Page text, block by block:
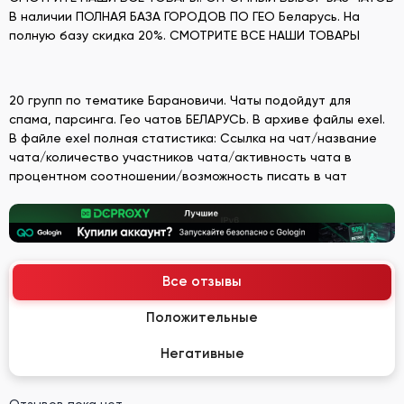
В наличии ПОЛНАЯ БАЗА ГОРОДОВ ПО ГЕО Беларусь. На
полную базу скидка 20%. СМОТРИТЕ ВСЕ НАШИ ТОВАРЫ
20 групп по тематике Барановичи. Чаты подойдут для
спама, парсинга. Гео чатов БЕЛАРУСЬ. В архиве файлы exel.
В файле exel полная статистика: Ссылка на чат/название
чата/количество участников чата/активность чата в
процентном соотношении/возможность писать в чат
Все отзывы
Положительные
Негативные